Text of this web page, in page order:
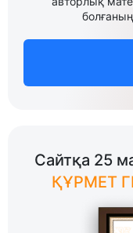
Сайтқа 25
ҚҰРМЕТ